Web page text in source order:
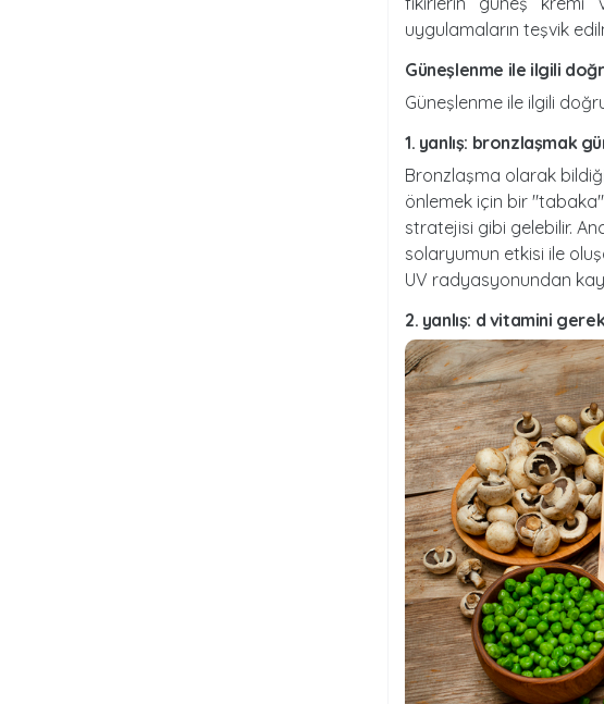
uygulamaların teşvik
güneşlenme ile i̇lgili
Güneşlenme ile ilgili
1. yanlış: bronzlaşmak
Bronzlaşma olarak
önlemek için bir
stratejisi gibi gelebilir.
solaryumun etkisi ile
UV radyasyonundan
2. yanlış: d vitamini